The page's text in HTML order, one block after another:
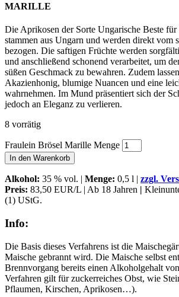
MARILLE
Die Aprikosen der Sorte Ungarische Beste für
stammen aus Ungarn und werden direkt vom
bezogen. Die saftigen Früchte werden
und anschließend schonend verarbeitet, um
süßen Geschmack zu bewahren. Zudem
Akazienhonig, blumige Nuancen und eine
wahrnehmen. Im Mund präsentiert sich der
jedoch an Eleganz zu verlieren.
8 vorrätig
Fraulein Brösel Marille Menge
In den Warenkorb
Alkohol: 35 % vol. | Menge: 0,5 l | zzgl.
Preis: 83,50 EUR/L | Ab 18 Jahren |
(1) UStG.
Info:
Die Basis dieses Verfahrens ist die
Maische gebrannt wird. Die Maische selbst
Brennvorgang bereits einen Alkoholgehalt
Verfahren gilt für zuckerreiches Obst, wie
Pflaumen, Kirschen, Aprikosen…).